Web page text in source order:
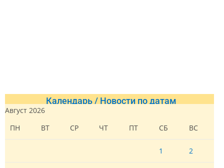
Календарь / Новости по датам
Август 2026
ПН
ВТ СР ЧТ ПТ СБ ВС
1 2